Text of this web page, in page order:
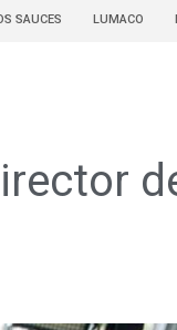
SAUCES LUMACO